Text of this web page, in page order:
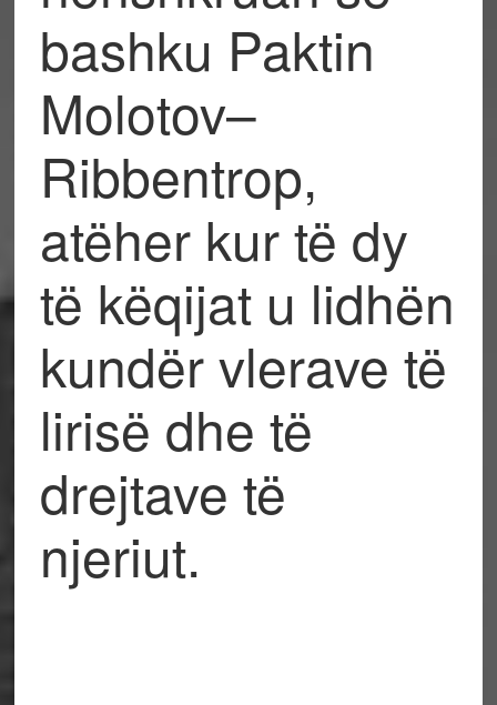
bashku Paktin
Molotov–
Ribbentrop,
atëher kur të dy
të këqijat u lidhën
kundër vlerave të
lirisë dhe të
drejtave të
njeriut.